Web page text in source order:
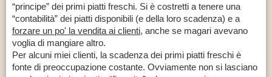
“principe” dei primi piatti freschi. Si è costretti a tenere una
“contabilità” dei piatti disponibili (e della loro scadenza) e a
forzare un po' la vendita ai clienti, anche se magari avevano
voglia di mangiare altro.
Per alcuni miei clienti, la scadenza dei primi piatti freschi è
fonte di preoccupazione costante. Ovviamente non si lasciano